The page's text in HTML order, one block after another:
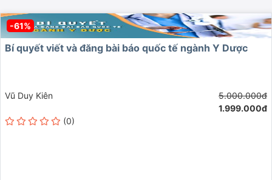
-61%
Bí quyết viết và đăng bài báo quốc tế ngành Y Dược
Vũ Duy Kiên
5.000.000đ
1.999.000đ
(0)